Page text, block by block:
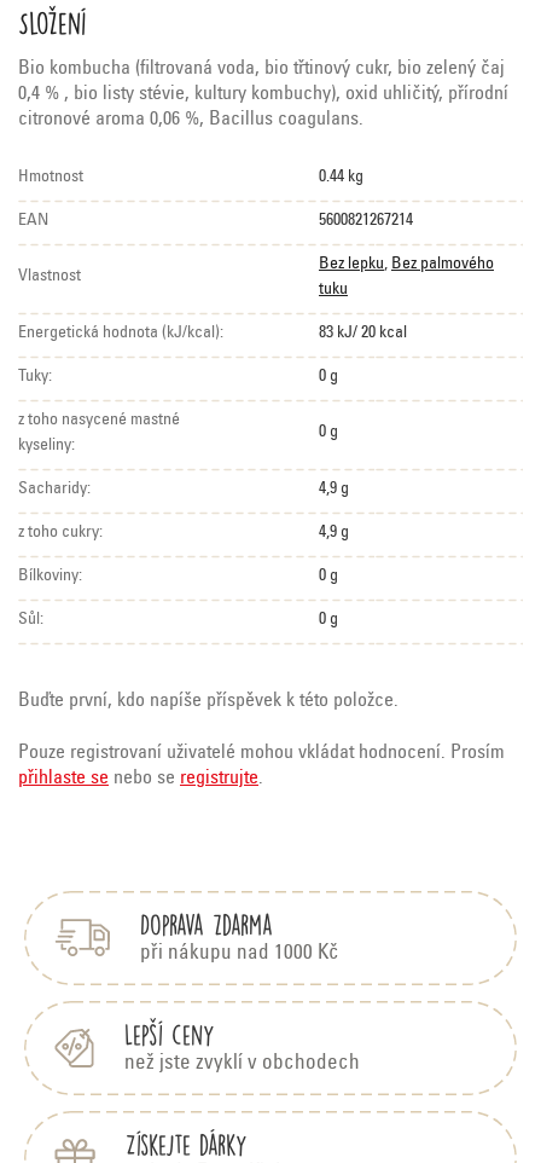
Složení
Bio kombucha (filtrovaná voda, bio třtinový cukr, bio zelený čaj
0,4 % , bio listy stévie, kultury kombuchy), oxid uhličitý, přírodní
citronové aroma 0,06 %, Bacillus coagulans.
Hmotnost 0.44 kg
EAN 5600821267214
Vlastnost
Bez lepku, Bez palmového
tuku
Energetická hodnota (kJ/kcal): 83 kJ/ 20 kcal
Tuky: 0 g
z toho nasycené mastné
kyseliny:
0 g
Sacharidy: 4,9 g
z toho cukry: 4,9 g
Bílkoviny: 0 g
Sůl: 0 g
Buďte první, kdo napíše příspěvek k této položce.
Pouze registrovaní uživatelé mohou vkládat hodnocení. Prosím
přihlaste se nebo se registrujte.
Doprava zdarma
při nákupu nad 1000 Kč
Lepší ceny
než jste zvyklí v obchodech
Získejte dárky